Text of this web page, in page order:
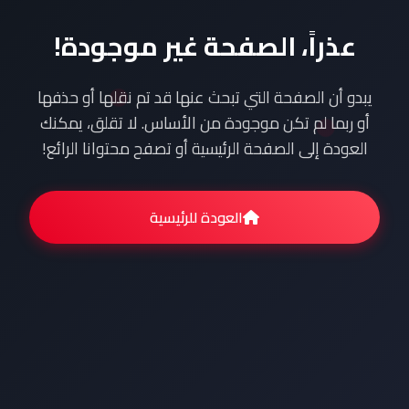
عذراً، الصفحة غير موجودة!
يبدو أن الصفحة التي تبحث عنها قد تم نقلها أو حذفها
أو ربما لم تكن موجودة من الأساس. لا تقلق، يمكنك
العودة إلى الصفحة الرئيسية أو تصفح محتوانا الرائع!
العودة للرئيسية